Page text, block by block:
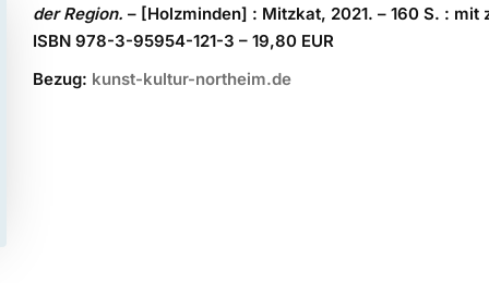
der Region. – [Holzminden] : Mitzkat, 2021. – 160 S. : mit
ISBN 978-3-95954-121-3 – 19,80 EUR
Bezug: kunst-kultur-northeim.de